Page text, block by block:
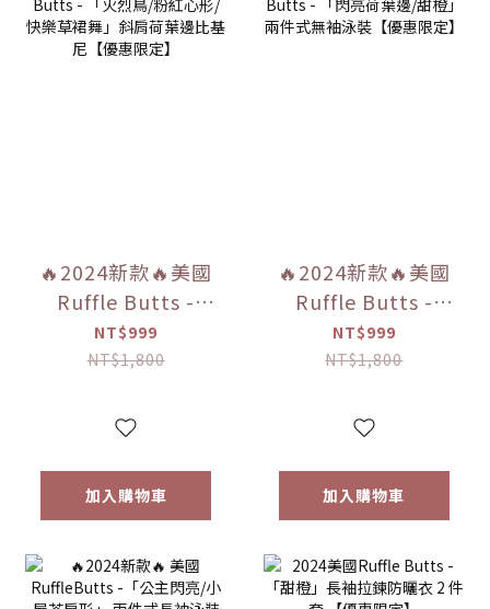
🔥2024新款🔥美國
Ruffle Butts -
「火烈鳥/粉紅心形/
快樂草裙舞」斜肩
惠限定】
NT$999
NT$1,800
加入購物車
🔥2024新款🔥美國
Ruffle Butts -
「閃亮荷葉邊/甜
橙」兩件式無袖泳
NT$999
NT$1,800
加入購物車